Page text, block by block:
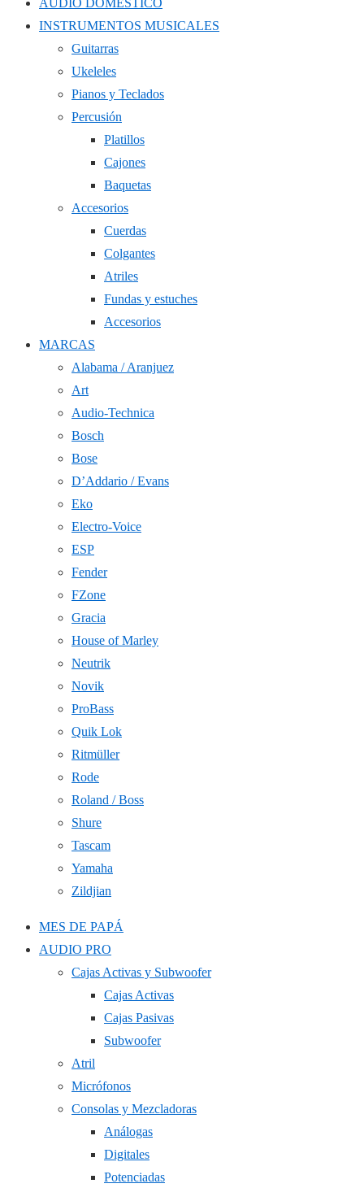
AUDIO DOMÉSTICO
INSTRUMENTOS MUSICALES
Guitarras
Ukeleles
Pianos y Teclados
Percusión
Platillos
Cajones
Baquetas
Accesorios
Cuerdas
Colgantes
Atriles
Fundas y estuches
Accesorios
MARCAS
Alabama / Aranjuez
Art
Audio-Technica
Bosch
Bose
D’Addario / Evans
Eko
Electro-Voice
ESP
Fender
FZone
Gracia
House of Marley
Neutrik
Novik
ProBass
Quik Lok
Ritmüller
Rode
Roland / Boss
Shure
Tascam
Yamaha
Zildjian
MES DE PAPÁ
AUDIO PRO
Cajas Activas y Subwoofer
Cajas Activas
Cajas Pasivas
Subwoofer
Atril
Micrófonos
Consolas y Mezcladoras
Análogas
Digitales
Potenciadas